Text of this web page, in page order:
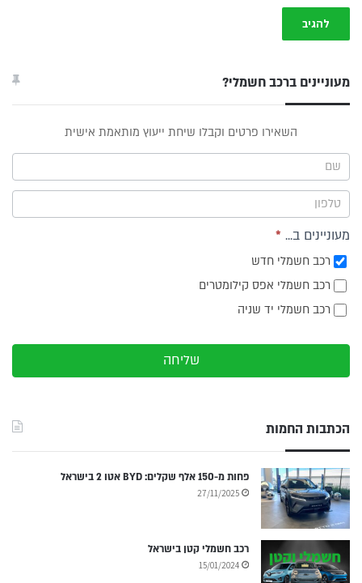
מעוניינים ברכב חשמלי?
תפריט
צד
השאירו פרטים וקבלו שיחת ייעוץ מותאמת אישית
מעוניינים ב... *
רכב חשמלי חדש
רכב חשמלי אפס קילומטרים
רכב חשמלי יד שניה
שליחה
הכתבות החמות
פחות מ-150 אלף שקלים: BYD אטו 2 בישראל
27/11/2025
רכב חשמלי קטן בישראל
15/01/2024